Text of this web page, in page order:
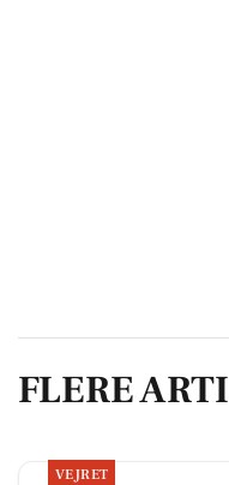
FLERE
VEJRET